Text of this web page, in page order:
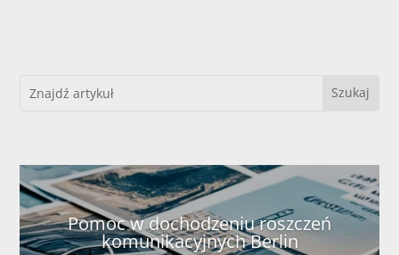
Pomoc w dochodzeniu roszczeń
komunikacyjnych Berlin